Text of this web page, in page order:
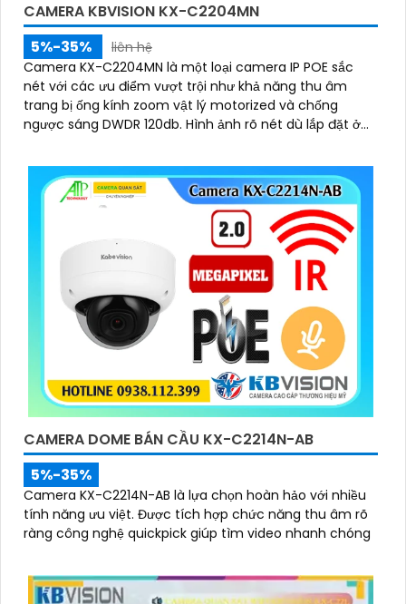
CAMERA KBVISION KX-C2204MN
5%-35%
liên hệ
Camera KX-C2204MN là một loại camera IP POE sắc
nét với các ưu điểm vượt trội như khả năng thu âm
trang bị ống kính zoom vật lý motorized và chống
ngược sáng DWDR 120db. Hình ảnh rõ nét dù lắp đặt ở
tiện
CAMERA DOME BÁN CẦU KX-C2214N-AB
5%-35%
Camera KX-C2214N-AB là lựa chọn hoàn hảo với nhiều
tính năng ưu việt. Được tích hợp chức năng thu âm rõ
ràng công nghệ quickpick giúp tìm video nhanh chóng